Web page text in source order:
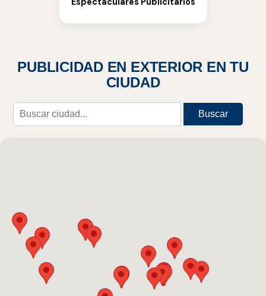
PUBLICIDAD EN EXTERIOR EN TU
CIUDAD
Buscar